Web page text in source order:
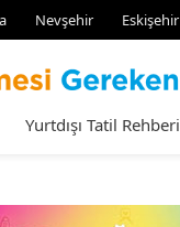
Nevşehir Eskişehir
Yurtdışı Tatil Rehberi